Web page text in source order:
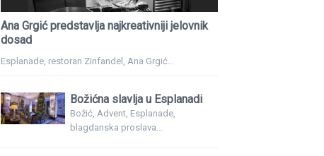
Ana Grgić predstavlja najkreativniji jelovnik
dosad
Esplanade, restoran Zinfandel, Ana Grgić...
Božićna slavlja u Esplanadi
Božić, Advent, Esplanade,
blagdanska proslava...